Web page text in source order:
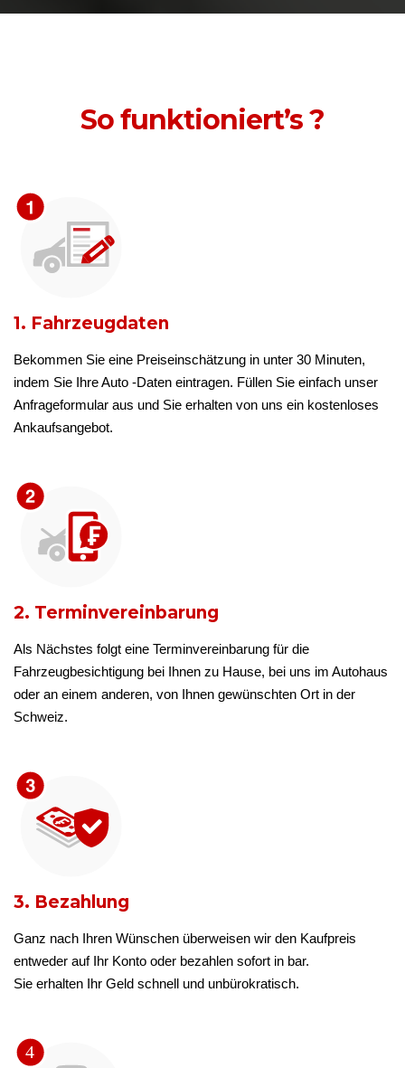
So funktioniert’s ?
1. Fahrzeugdaten
Bekommen Sie eine Preiseinschätzung in unter 30 Minuten,
indem Sie Ihre Auto -Daten eintragen. Füllen Sie einfach unser
Anfrageformular aus und Sie erhalten von uns ein kostenloses
Ankaufsangebot.
2. Terminvereinbarung
Als Nächstes folgt eine Terminvereinbarung für die
Fahrzeugbesichtigung bei Ihnen zu Hause, bei uns im Autohaus
oder an einem anderen, von Ihnen gewünschten Ort in der
Schweiz.
3. Bezahlung
Ganz nach Ihren Wünschen überweisen wir den Kaufpreis
entweder auf Ihr Konto oder bezahlen sofort in bar.
Sie erhalten Ihr Geld schnell und unbürokratisch.